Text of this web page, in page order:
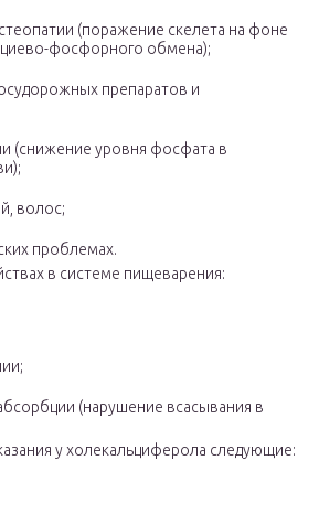
(поражение скелета на фоне
фосфорного обмена);
препаратов и
(снижение уровня фосфата в
волос;
проблемах.
в системе пищеварения:
(нарушение всасывания в
у холекальциферола следующие: